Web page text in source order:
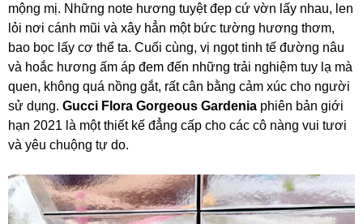
mộng mị. Những note hương tuyệt đẹp cứ vờn lấy nhau, len
lỏi nơi cánh mũi và xây hẳn một bức tường hương thơm,
bao bọc lấy cơ thể ta. Cuối cùng, vị ngọt tinh tế đường nâu
và hoắc hương ấm áp đem đến những trải nghiệm tuy lạ mà
quen, không quá nồng gắt, rất cân bằng cảm xúc cho người
sử dụng. Gucci Flora Gorgeous Gardenia phiên bản giới
hạn 2021 là một thiết kế đẳng cấp cho các cô nàng vui tươi
và yêu chuộng tự do.